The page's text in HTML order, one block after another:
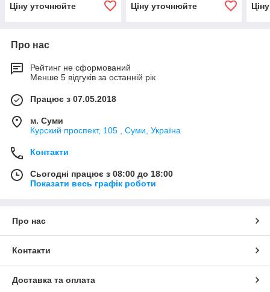
Ціну уточнюйте
Ціну уточнюйте
Про нас
Рейтинг не сформований
Менше 5 відгуків за останній рік
Працює з 07.05.2018
м. Суми
Курский проспект, 105 , Суми, Україна
Контакти
Сьогодні працює з 08:00 до 18:00
Показати весь графік роботи
Про нас
Контакти
Доставка та оплата